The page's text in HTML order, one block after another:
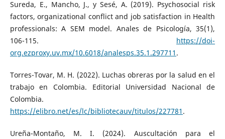
Sureda, E., Mancho, J., y Sesé, A. (2019). Psychosocial risk
factors, organizational conflict and job satisfaction in Health
professionals: A SEM model. Anales de Psicología, 35(1),
106-115. https://doi-
org.ezproxy.uv.mx/10.6018/analesps.35.1.297711 .
Torres-Tovar, M. H. (2022). Luchas obreras por la salud en el
trabajo en Colombia. Editorial Universidad Nacional de
Colombia.
https://elibro.net/es/lc/bibliotecauv/titulos/227781 .
Ureña-Montaño, M. I. (2024). Auscultación para el